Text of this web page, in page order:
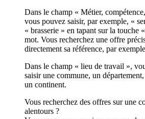
Dans le champ « Métier,
vous pouvez saisir, par exemple, «
« brasserie » en tapant sur la touche
mot. Vous recherchez une offre
directement sa référence, par
Dans le champ « lieu de travail »,
saisir une commune, un
un continent.
Vous recherchez des offres sur une
alentours ?